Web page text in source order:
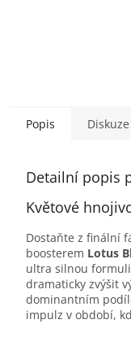
Popis Diskuze
Detailní popis
Květové
Dostaňte z finální
boosterem Lotus
ultra silnou
dramaticky zvýšit
dominantním
impulz v období,